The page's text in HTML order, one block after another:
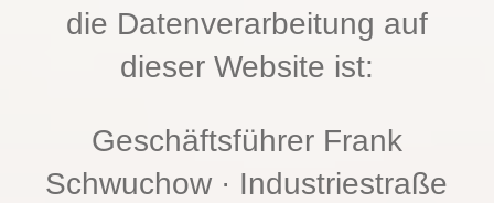
die Datenverarbeitung auf
dieser Website ist:
Geschäftsführer Frank
Schwuchow · Industriestraße